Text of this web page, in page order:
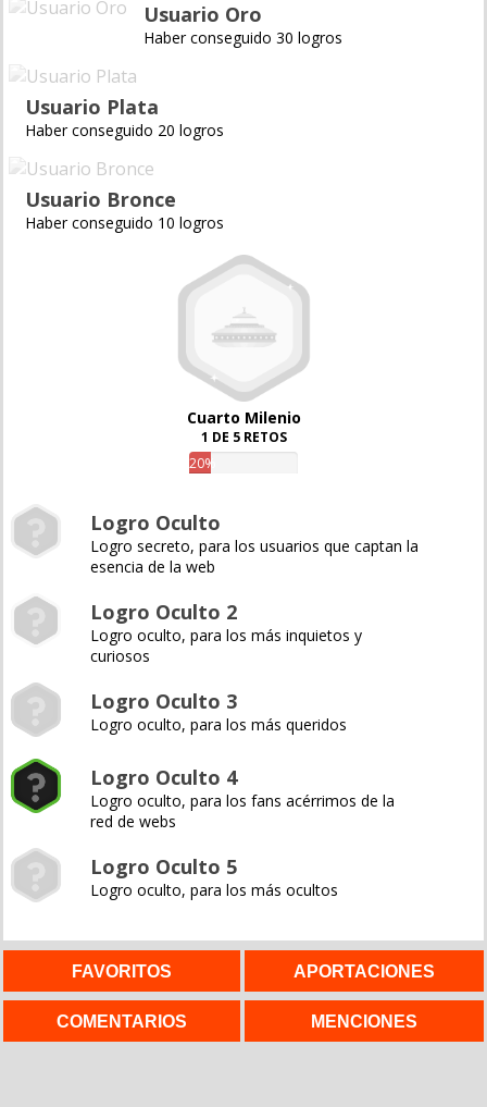
Usuario Oro
Haber conseguido 30 logros
Usuario Plata
Haber conseguido 20 logros
Usuario Bronce
Haber conseguido 10 logros
Cuarto Milenio
1 DE 5 RETOS
20%
Logro Oculto
Logro secreto, para los usuarios que captan la
esencia de la web
Logro Oculto 2
Logro oculto, para los más inquietos y
curiosos
Logro Oculto 3
Logro oculto, para los más queridos
Logro Oculto 4
Logro oculto, para los fans acérrimos de la
red de webs
Logro Oculto 5
Logro oculto, para los más ocultos
FAVORITOS APORTACIONES
COMENTARIOS MENCIONES